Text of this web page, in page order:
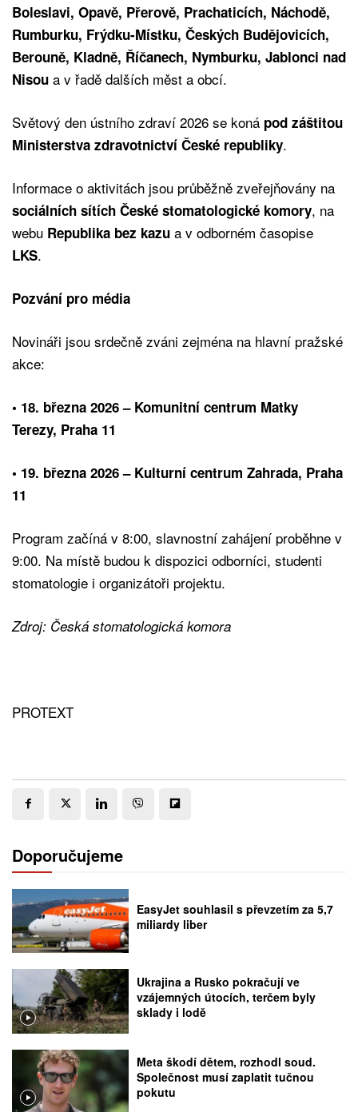
Boleslavi, Opavě, Přerově, Prachaticích, Náchodě,
Rumburku, Frýdku-Místku, Českých Budějovicích,
Berouně, Kladně, Říčanech, Nymburku, Jablonci nad
Nisou a v řadě dalších měst a obcí.
Světový den ústního zdraví 2026 se koná pod záštitou
Ministerstva zdravotnictví České republiky.
Informace o aktivitách jsou průběžně zveřejňovány na
sociálních sítích České stomatologické komory, na
webu Republika bez kazu a v odborném časopise
LKS.
Pozvání pro média
Novináři jsou srdečně zváni zejména na hlavní pražské
akce:
• 18. března 2026 – Komunitní centrum Matky
Terezy, Praha 11
• 19. března 2026 – Kulturní centrum Zahrada, Praha
11
Program začíná v 8:00, slavnostní zahájení proběhne v
9:00. Na místě budou k dispozici odborníci, studenti
stomatologie i organizátoři projektu.
Zdroj: Česká stomatologická komora
PROTEXT
Doporučujeme
EasyJet souhlasil s převzetím za 5,7
miliardy liber
Ukrajina a Rusko pokračují ve
vzájemných útocích, terčem byly
sklady i lodě
Meta škodí dětem, rozhodl soud.
Společnost musí zaplatit tučnou
pokutu